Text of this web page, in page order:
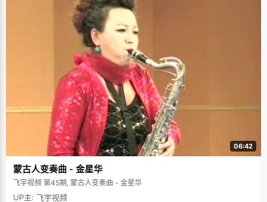
06:42
蒙古人变奏曲 - 金星华
飞宇视频 第45期, 蒙古人变奏曲 - 金星华
UP主: 飞宇视频